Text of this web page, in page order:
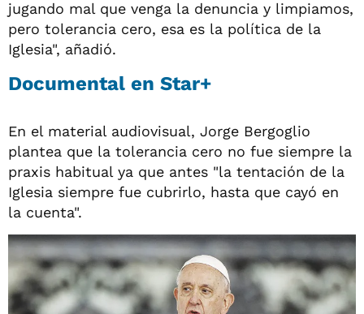
jugando mal que venga la denuncia y limpiamos,
pero tolerancia cero, esa es la política de la
Iglesia", añadió.
Documental en Star+
En el material audiovisual, Jorge Bergoglio
plantea que la tolerancia cero no fue siempre la
praxis habitual ya que antes "la tentación de la
Iglesia siempre fue cubrirlo, hasta que cayó en
la cuenta".